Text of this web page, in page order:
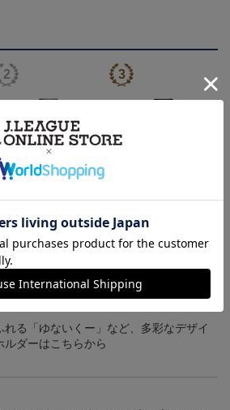
】2025オーセンティッ
クユニフォーム FP1st
円
田J2・J3百年構想リーグ
オーセンティックユニフ
ォーム（FP1st）
13,200円
れる「ゆないくー」など、多彩なデザイ
ルダーはこちらから